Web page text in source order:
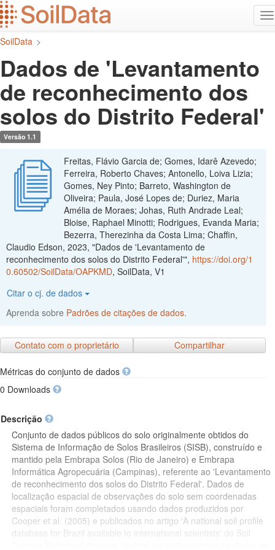
Ir
para
o
conteúdo
SoilData >
Dados de 'Levantamento
de reconhecimento dos
solos do Distrito Federal'
Versão 1.1
Freitas, Flávio Garcia de; Gomes, Idarê Azevedo;
Ferreira, Roberto Chaves; Antonello, Loiva Lizia;
Gomes, Ney Pinto; Barreto, Washington de
Oliveira; Paula, José Lopes de; Duriez, Maria
Amélia de Moraes; Johas, Ruth Andrade Leal;
Bloise, Raphael Minotti; Rodrigues, Evanda Maria;
Bezerra, Therezinha da Costa Lima; Chaffin,
Claudio Edson, 2023, "Dados de 'Levantamento de
reconhecimento dos solos do Distrito Federal'", https://doi.org/1
0.60502/SoilData/OAPKMD, SoilData, V1
Citar o cj. de dados
Aprenda sobre Padrões de citações de dados.
Contato com o proprietário Compartilhar
Métricas do conjunto de dados
0 Downloads
Descrição
Conjunto de dados públicos do solo originalmente obtidos do
Sistema de Informação de Solos Brasileiros (SISB), construído e
mantido pela Embrapa Solos (Rio de Janeiro) e Embrapa
Informática Agropecuária (Campinas), referente ao 'Levantamento
de reconhecimento dos solos do Distrito Federal'. Dados de
localização espacial de observações do solo sem coordenadas
espaciais foram completados usando dados produzidos por
Cooper et al. (2005) e publicados no artigo 'A national soil profile
database for Brazil available to international scientists' do Soil